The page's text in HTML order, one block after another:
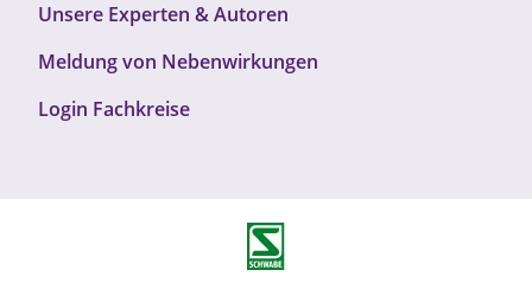
o
p
F
o
t
Unsere Experten & Autoren
Meldung von Nebenwirkungen
Login Fachkreise